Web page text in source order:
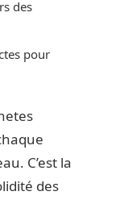
des
pour
C’est la
des